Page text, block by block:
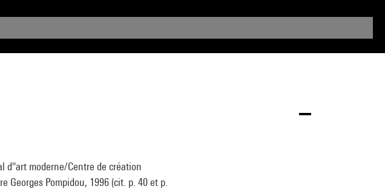
d''art moderne/Centre de création
Georges Pompidou, 1996 (cit. p. 40 et p.